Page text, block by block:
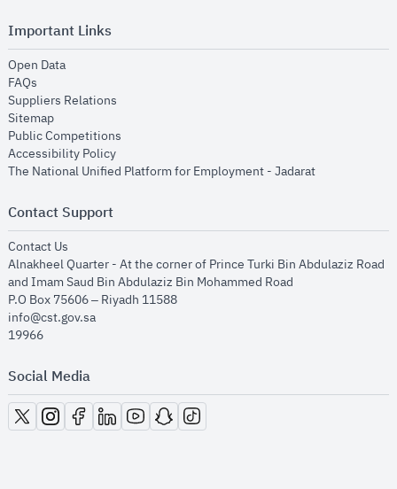
Important Links
Open Dataopens in new window
FAQs
Suppliers Relations
Sitemapopens in new window
Public Competitions
Accessibility Policyopens in new window
The National Unified Platform for Employment - Jadaratopens in new
Contact Support
Contact Us
Alnakheel Quarter - At the corner of Prince Turki Bin Abdulaziz Road
and Imam Saud Bin Abdulaziz Bin Mohammed Road​
P.O Box 75606 – Riyadh 11588
info@cst.gov.sa
19966
Social Media
opens in new window
opens in new window
opens in new window
opens in new window
opens in new window
opens in new window
opens in new window